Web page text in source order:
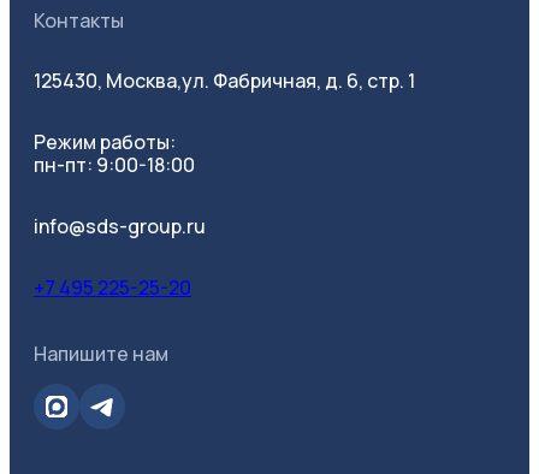
Контакты
125430, Москва,ул. Фабричная, д. 6, стр. 1
Режим работы:
пн-пт: 9:00-18:00
info@sds-group.ru
+7 495 225-25-20
Напишите нам